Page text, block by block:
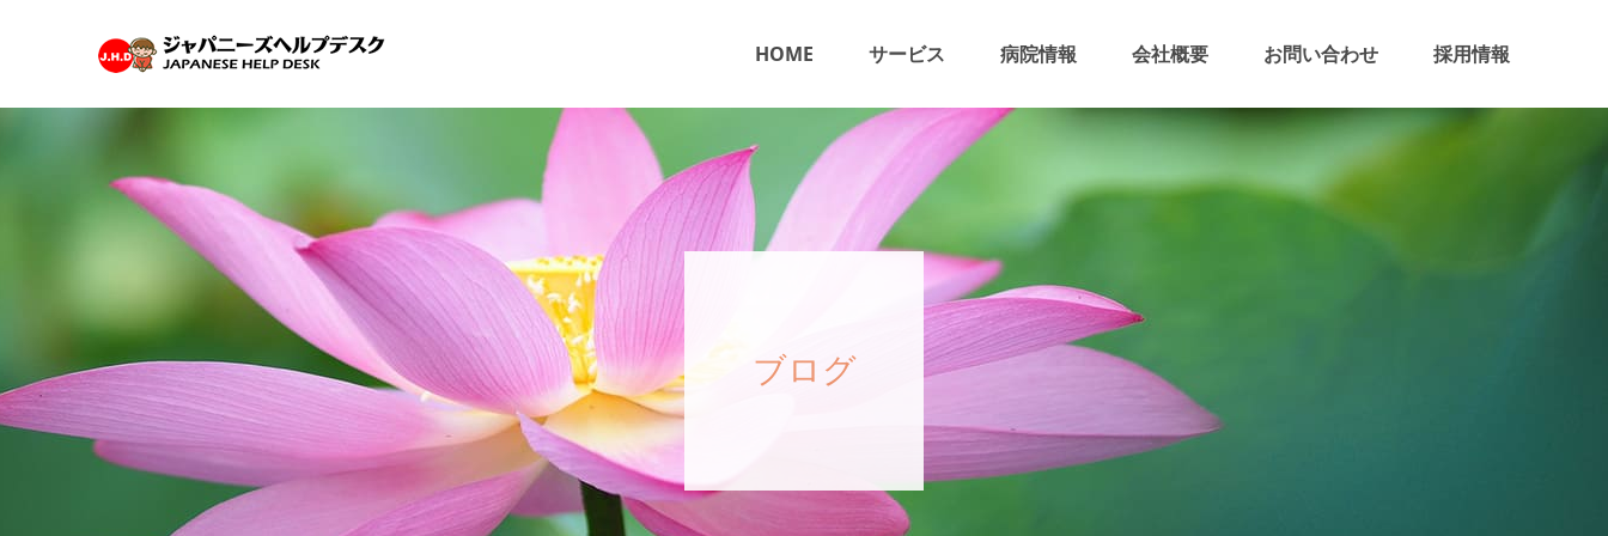
HOME サービス 病院情報 会社概要 お問い合わせ 採用情報
ブログ